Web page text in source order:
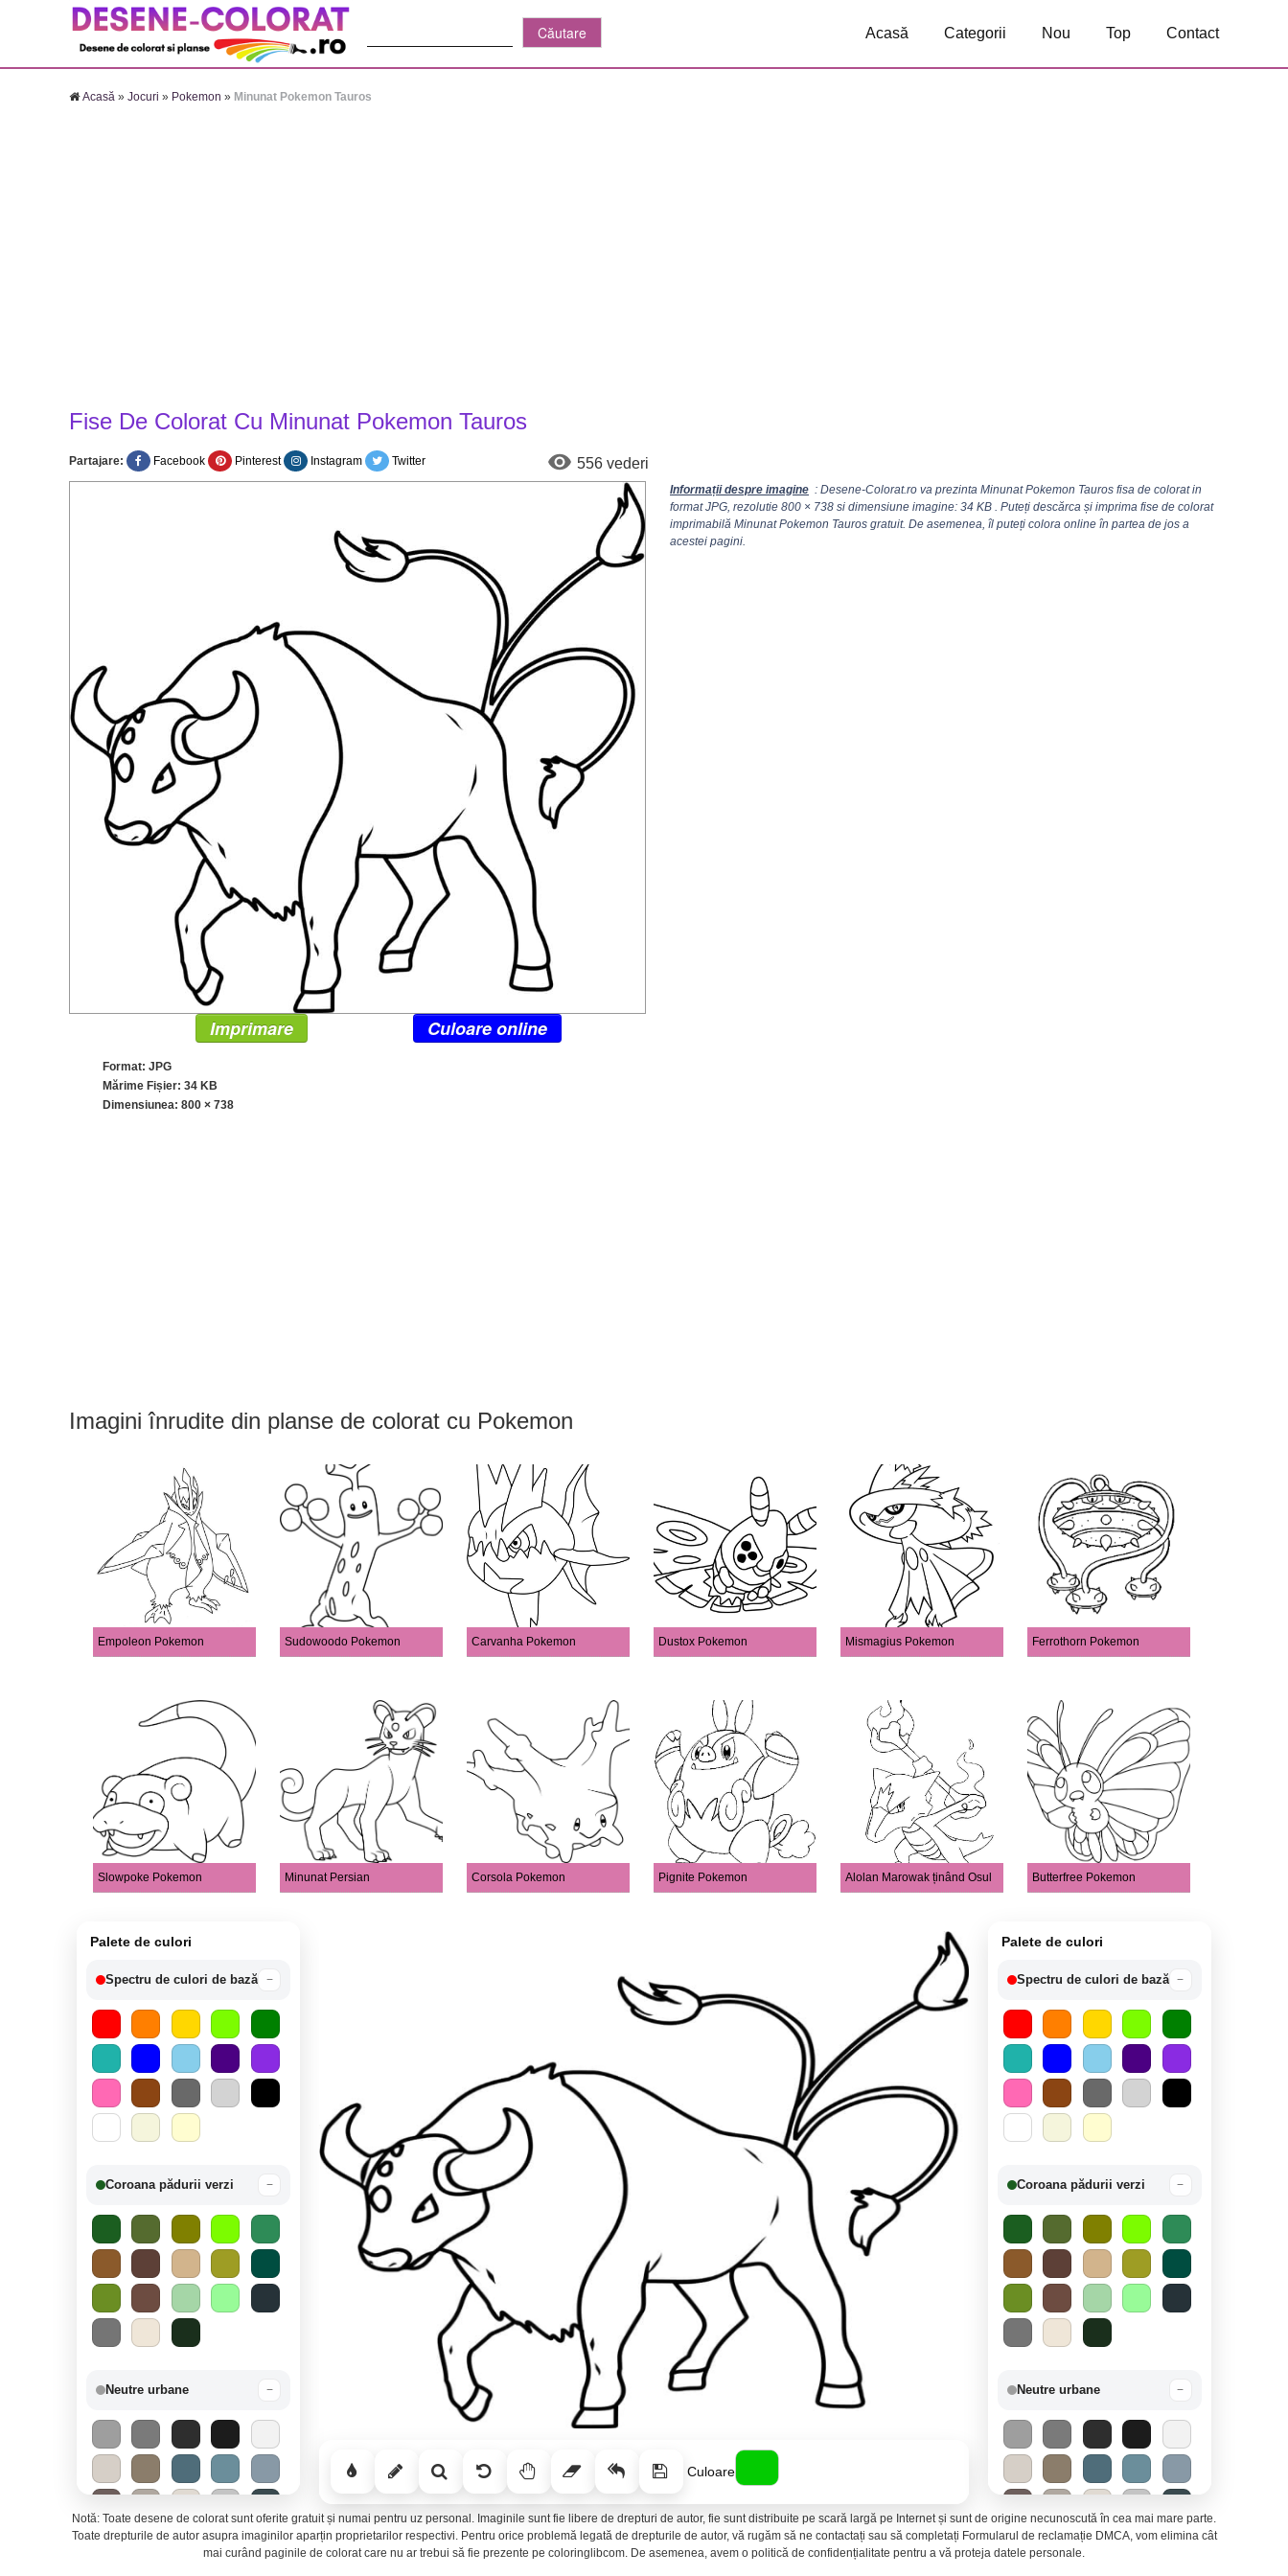
Acasă Categorii Nou Top Contact
Acasă » Jocuri » Pokemon » Minunat Pokemon Tauros
Fise De Colorat Cu Minunat Pokemon Tauros
Partajare: Facebook Pinterest Instagram Twitter 556 vederi
Informații despre imagine : Desene-Colorat.ro va prezinta Minunat Pokemon Tauros fisa de colorat in
format JPG, rezolutie 800 × 738 si dimensiune imagine: 34 KB . Puteți descărca și imprima fise de colorat
imprimabilă Minunat Pokemon Tauros gratuit. De asemenea, îl puteți colora online în partea de jos a
acestei pagini.
Imprimare Culoare online
Format: JPG
Mărime Fișier: 34 KB
Dimensiunea: 800 × 738
Imagini înrudite din planse de colorat cu Pokemon
Empoleon Pokemon Sudowoodo Pokemon Carvanha Pokemon Dustox Pokemon Mismagius Pokemon Ferrothorn Pokemon
Slowpoke Pokemon Minunat Persian Corsola Pokemon Pignite Pokemon Alolan Marowak ținând Osul Butterfree Pokemon
Palete de culori
Spectru de culori de bază −
Coroana pădurii verzi −
Neutre urbane −
Culoare
Palete de culori
Spectru de culori de bază −
Coroana pădurii verzi −
Neutre urbane −
Notă: Toate desene de colorat sunt oferite gratuit și numai pentru uz personal. Imaginile sunt fie libere de drepturi de autor, fie sunt distribuite pe scară largă pe Internet și sunt de origine necunoscută în cea mai mare parte.
Toate drepturile de autor asupra imaginilor aparțin proprietarilor respectivi. Pentru orice problemă legată de drepturile de autor, vă rugăm să ne contactați sau să completați Formularul de reclamație DMCA, vom elimina cât
mai curând paginile de colorat care nu ar trebui să fie prezente pe coloringlibcom. De asemenea, avem o politică de confidențialitate pentru a vă proteja datele personale.